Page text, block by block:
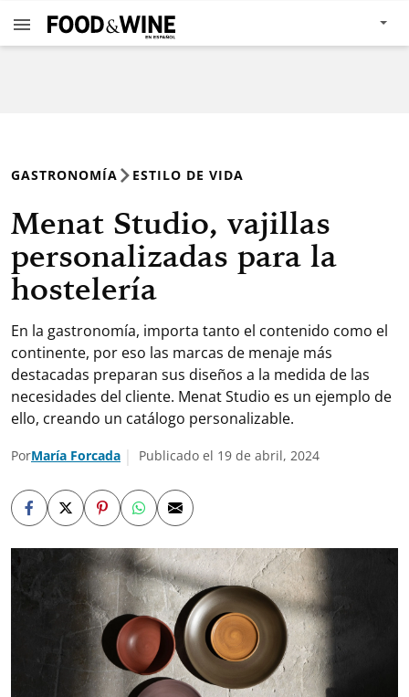
GASTRONOMÍA ESTILO DE VIDA
Menat Studio, vajillas
personalizadas para la
hostelería
En la gastronomía, importa tanto el contenido como el
continente, por eso las marcas de menaje más
destacadas preparan sus diseños a la medida de las
necesidades del cliente. Menat Studio es un ejemplo de
ello, creando un catálogo personalizable.
PorMaría Forcada Publicado el 19 de abril, 2024